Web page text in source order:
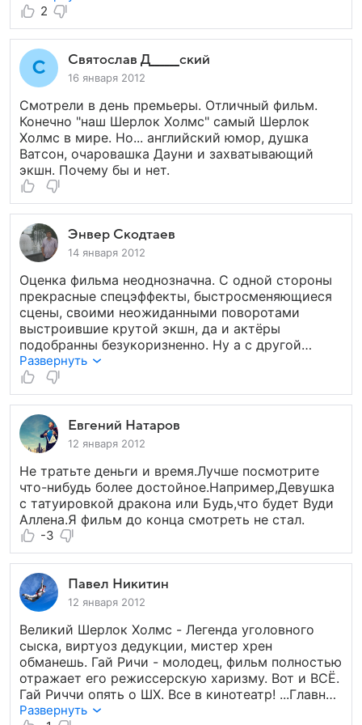
2
Святослав Д______ский
16 января 2012
Смотрели в день премьеры. Отличный фильм.
Конечно "наш Шерлок Холмс" самый Шерлок
Холмс в мире. Но... английский юмор, душка
Ватсон, очаровашка Дауни и захватывающий
экшн. Почему бы и нет.
Энвер Скодтаев
14 января 2012
Оценка фильма неоднозначна. С одной стороны
прекрасные спецэффекты, быстросменяющиеся
сцены, своими неожиданными поворотами
выстроившие крутой экшн, да и актёры
подобранны безукоризненно. Ну а с другой
стороны всё та же популярная болезнь
большинства современных высокобюджетных
фильмов (в первой части, на мой взгляд, этот
пробел удалось избежать). Остаётся
неоднозначное впечатление: "Вот вроде есть
всё,а чего то не хватает". Рассмотрим по
порядку: сценарий неплох, но сюжет смазан
недосвязанностью линии. Темп фильма рвут
затянутые диалоги непонятно о чём, перебор с
наворотами по закрутке таинственности на
простых расскладках. Сумбурность
последовательности переходящей местами в
бессмысленную суматоху. Мелкие нестыковки в
перемешку с полным бредом действия.
Временами складывается впечатление, что
сценарий дорабатывали под воздействием
схавать. Но нарочитое пренебрежение
человеческими взаимоотношениеми явно портит
весь фильм, лишая его человечности, а значит
нашей симпатии к главным актёрам. Советую
сходить посмотреть, кому то понравится (мне не
очень). < 3 + >
Развернуть
Евгений Натаров
12 января 2012
Не тратьте деньги и время.Лучше посмотрите
что-нибудь более достойное.Например,Девушка
с татуировкой дракона или Будь,что будет Вуди
Аллена.Я фильм до конца смотреть не стал.
-3
Павел Никитин
12 января 2012
Великий Шерлок Холмс - Легенда уголовного
сыска, виртуоз дедукции, мистер хрен
обманешь. Гай Ричи - молодец, фильм полностью
отражает его режиссерскую харизму. Вот и ВСЁ.
Гай Риччи опять о ШХ. Все в кинотеатр! ...Главное
действо фильма: "По следу революционеров"
Развернуть